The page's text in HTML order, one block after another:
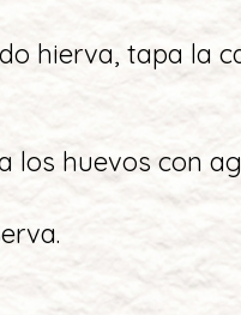
hierva, tapa la
los huevos con